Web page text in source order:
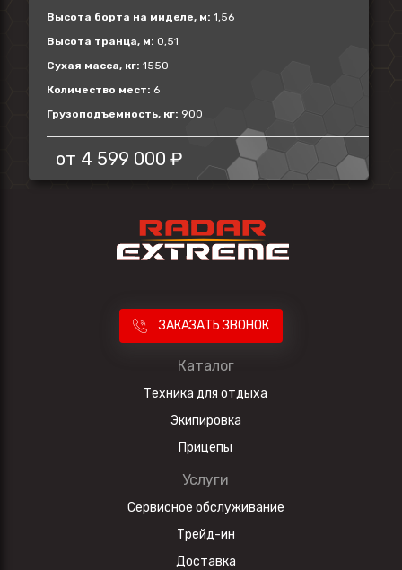
Высота борта на миделе, м: 1,56
Высота транца, м: 0,51
Сухая масса, кг: 1550
Количество мест: 6
Грузоподъемность, кг: 900
от 4 599 000 ₽
ЗАКАЗАТЬ ЗВОНОК
Каталог
Техника для отдыха
Экипировка
Прицепы
Услуги
Сервисное обслуживание
Трейд-ин
Доставка